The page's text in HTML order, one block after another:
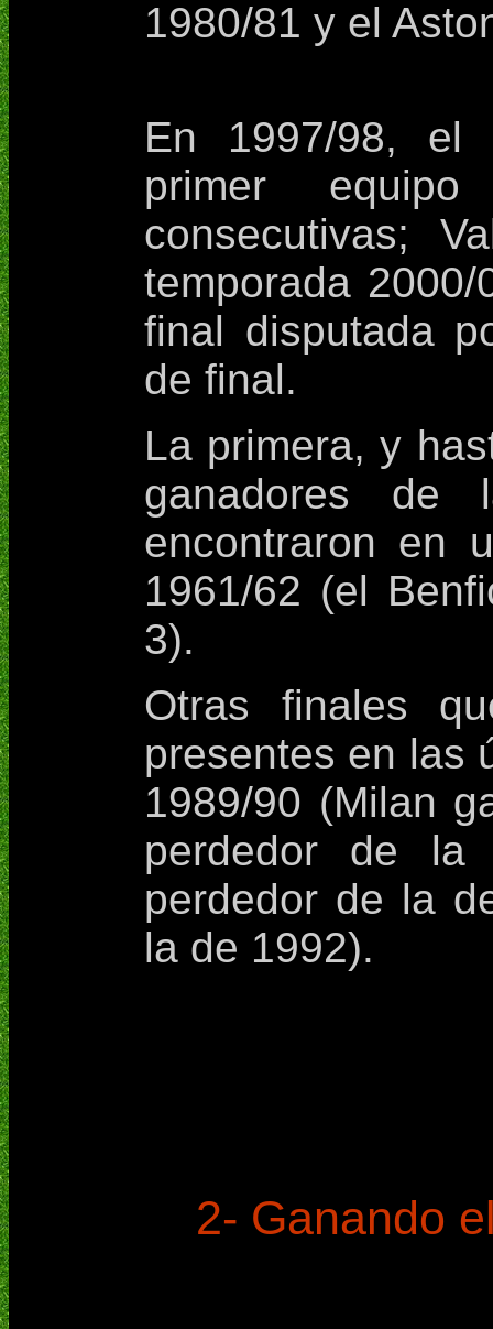
1980/81 y el
En 1997/98, el
primer
consecutivas;
temporada
final disputada
de final.
La primera, y
ganadores de
encontraron en
1961/62 (el
3).
Otras finales
presentes en las
1989/90 (Milan
perdedor de la
perdedor de la
la de 1992).
2- Ganando